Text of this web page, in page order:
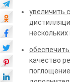
увеличить
нескольких
качество